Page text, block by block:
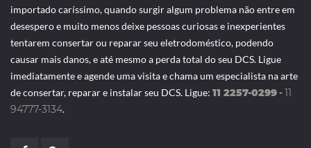
importado caríssimo, quando surgir algum problema não entre em
desespero e muito menos deixe pessoas curiosas e inexperientes
tentarem consertar ou reparar seu eletrodoméstico, podendo
causar mais danos, e até mesmo a perda total do seu DCS. Ligue
imediatamente e agende uma visita e chama um especialista na arte
de consertar, reparar e instalar seu DCS. Ligue: 11 2257-0299-11
94777-3134.